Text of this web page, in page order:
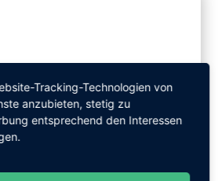
Tracking-Technologien von
anzubieten, stetig zu
entsprechend den Interessen